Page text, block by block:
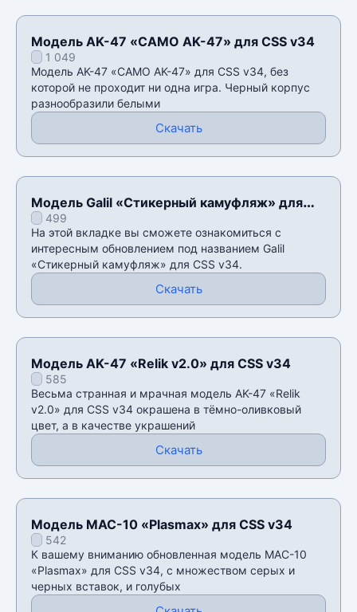
Модель AK-47 «CAMO AK-47» для CSS v34
1 049
Модель AK-47 «CAMO AK-47» для CSS v34, без
которой не проходит ни одна игра. Черный корпус
разнообразили белыми
Скачать
Модель Galil «Стикерный камуфляж» для
CSS v34
499
На этой вкладке вы сможете ознакомиться с
интересным обновлением под названием Galil
«Стикерный камуфляж» для CSS v34.
Скачать
Модель AK-47 «Relik v2.0» для CSS v34
585
Весьма странная и мрачная модель AK-47 «Relik
v2.0» для CSS v34 окрашена в тëмно-оливковый
цвет, а в качестве украшений
Скачать
Модель MAC-10 «Plasmax» для CSS v34
542
К вашему вниманию обновленная модель MAC-10
«Plasmax» для CSS v34, с множеством серых и
черных вставок, и голубых